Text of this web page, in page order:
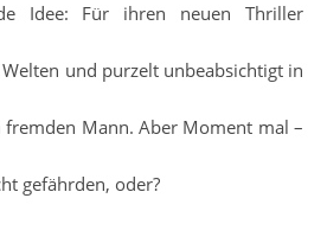
Idee: Für ihren neuen Thriller
und purzelt unbeabsichtigt in
Mann. Aber Moment mal –
gefährden, oder?